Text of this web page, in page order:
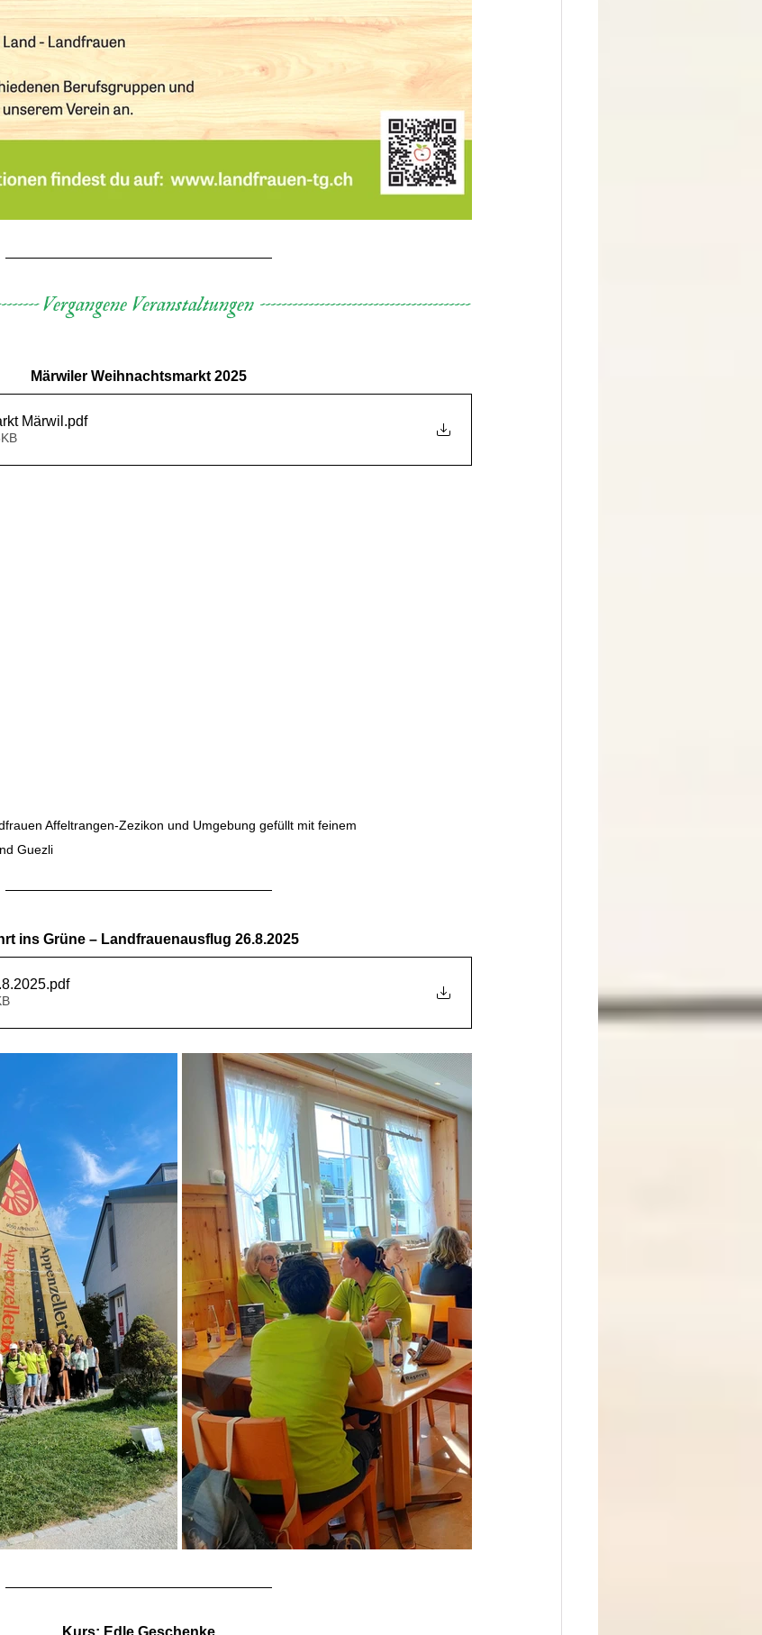
Vergangene Veranstaltungen ---------------------------------------
Märwiler Weihnachtsmarkt 2025
Märwil .pdf
Affeltrangen-Zezikon und Umgebung gefüllt mit feinem
Guezli
ins Grüne – Landfrauenausflug 26.8.2025
.pdf
Kurs: Edle Geschenke